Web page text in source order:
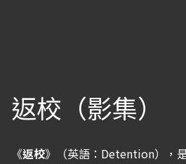
返校（影集）
《返校》（英語：Detention），